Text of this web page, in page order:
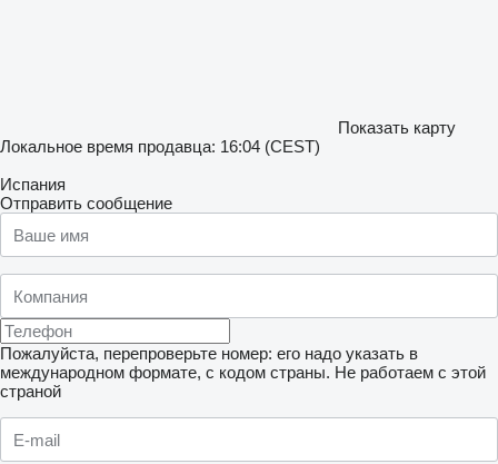
Показать карту
Локальное время продавца: 16:04 (CEST)
Испания
Отправить сообщение
Пожалуйста, перепроверьте номер: его надо указать в
международном формате, с кодом страны. Не работаем с этой
страной